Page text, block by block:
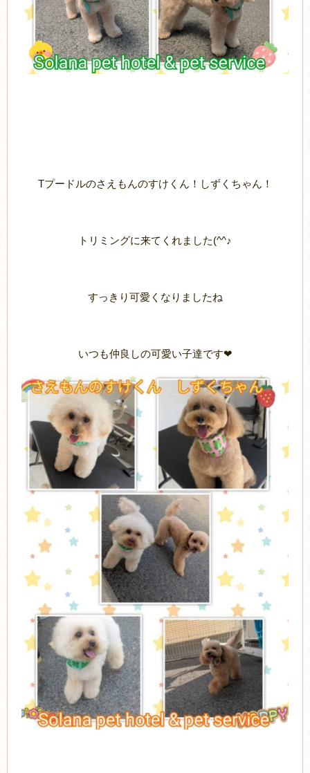
Tプードルのさえもんのすけくん！しずくちゃん！
トリミングに来てくれました(^^♪
すっきり可愛くなりましたね
いつも仲良しの可愛い子達です❤